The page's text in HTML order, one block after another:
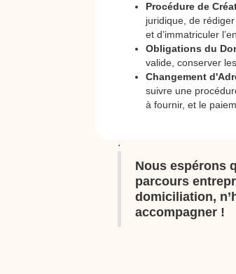
Procédure de
juridique, de
et d’immatriculer
Obligations du
valide, conserver
Changement
suivre une
à fournir, et le
.
Nous espérons
parcours
domiciliation,
accompagner !